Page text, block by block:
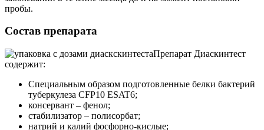
пробы.
Состав препарата
Препарат Диаскинтест
содержит:
Специальным образом подготовленные белки бактерий
туберкулеза CFP10 ESAT6;
консервант – фенол;
стабилизатор – полисорбат;
натрий и калий фосфорно-кислые;